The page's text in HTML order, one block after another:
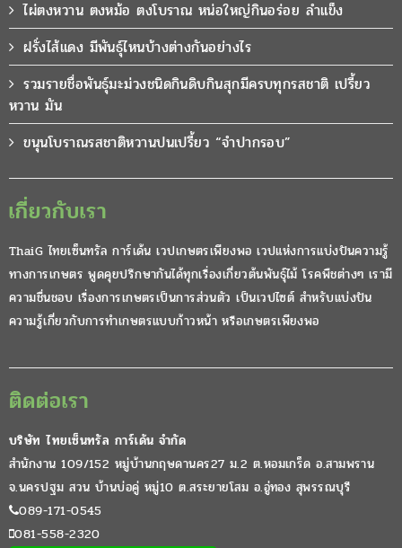
ไผ่ตงหวาน ตงหม้อ ตงโบราณ หน่อใหญ่กินอร่อย ลำแข็ง
ฝรั่งไส้แดง มีพันธุ์ไหนบ้างต่างกันอย่างไร
รวมรายชื่อพันธุ์มะม่วงชนิดกินดิบกินสุกมีครบทุกรสชาติ เปรี้ยว
หวาน มัน
ขนุนโบราณรสชาติหวานปนเปรี้ยว “จำปากรอบ”
เกี่ยวกับเรา
ThaiG ไทยเซ็นทรัล การ์เด้น เวปเกษตรเพียงพอ เวปแห่งการแบ่งปันความรู้
ทางการเกษตร พูดคุยปรึกษากันได้ทุกเรื่องเกี่ยวต้นพันธุ์ไม้ โรคพืชต่างๆ เรามี
ความชื่นชอบ เรื่องการเกษตรเป็นการส่วนตัว เป็นเวปไซต์ สำหรับแบ่งปัน
ความรู้เกี่ยวกับการทำเกษตรแบบก้าวหน้า หรือเกษตรเพียงพอ
ติดต่อเรา
บริษัท ไทยเซ็นทรัล การ์เด้น จำกัด
สำนักงาน 109/152 หมู่บ้านกฤษดานคร27 ม.2 ต.หอมเกร็ด อ.สามพราน
จ.นครปฐม สวน บ้านบ่อคู่ หมู่10 ต.สระยายโสม อ.อู่ทอง สุพรรณบุรี
089-171-0545
081-558-2320